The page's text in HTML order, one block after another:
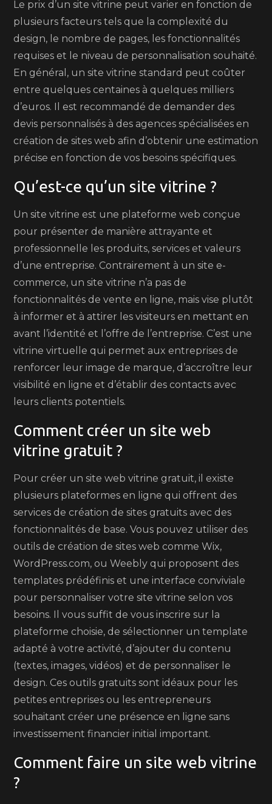
Le prix d’un site vitrine peut varier en fonction de
plusieurs facteurs tels que la complexité du
design, le nombre de pages, les fonctionnalités
requises et le niveau de personnalisation souhaité.
En général, un site vitrine standard peut coûter
entre quelques centaines à quelques milliers
d’euros. Il est recommandé de demander des
devis personnalisés à des agences spécialisées en
création de sites web afin d’obtenir une estimation
précise en fonction de vos besoins spécifiques.
Qu’est-ce qu’un site vitrine ?
Un site vitrine est une plateforme web conçue
pour présenter de manière attrayante et
professionnelle les produits, services et valeurs
d’une entreprise. Contrairement à un site e-
commerce, un site vitrine n’a pas de
fonctionnalités de vente en ligne, mais vise plutôt
à informer et à attirer les visiteurs en mettant en
avant l’identité et l’offre de l’entreprise. C’est une
vitrine virtuelle qui permet aux entreprises de
renforcer leur image de marque, d’accroître leur
visibilité en ligne et d’établir des contacts avec
leurs clients potentiels.
Comment créer un site web
vitrine gratuit ?
Pour créer un site web vitrine gratuit, il existe
plusieurs plateformes en ligne qui offrent des
services de création de sites gratuits avec des
fonctionnalités de base. Vous pouvez utiliser des
outils de création de sites web comme Wix,
WordPress.com, ou Weebly qui proposent des
templates prédéfinis et une interface conviviale
pour personnaliser votre site vitrine selon vos
besoins. Il vous suffit de vous inscrire sur la
plateforme choisie, de sélectionner un template
adapté à votre activité, d’ajouter du contenu
(textes, images, vidéos) et de personnaliser le
design. Ces outils gratuits sont idéaux pour les
petites entreprises ou les entrepreneurs
souhaitant créer une présence en ligne sans
investissement financier initial important.
Comment faire un site web vitrine
?